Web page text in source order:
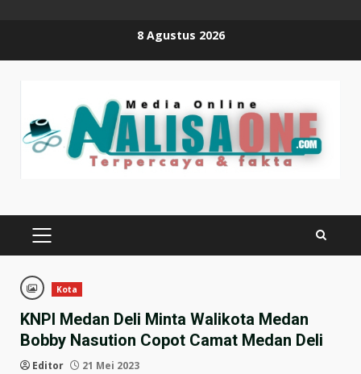
8 Agustus 2026
PRIMARY
Kota
KNPI Medan Deli Minta Walikota Medan
Bobby Nasution Copot Camat Medan Deli
Editor 21 Mei 2023